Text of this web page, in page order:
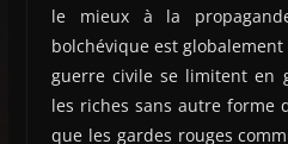
le mieux à la
bolchévique est
guerre civile se limitent en
les riches sans autre forme
que les gardes rouges